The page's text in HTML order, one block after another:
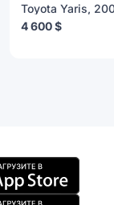
Toyota Yaris,
4 600 $